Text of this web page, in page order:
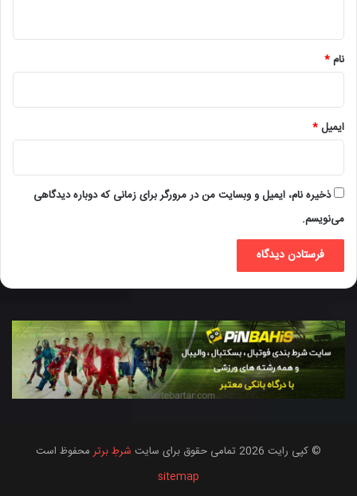
نام*
ایمیل*
ذخیره نام، ایمیل و وبسایت من در مرورگر برای زمانی که دوباره دیدگاهی
می‌نویسم.
© کپی رایت 2026 تمامی حقوق برای سایت شرطِ برتر محفوظ است
sitemap